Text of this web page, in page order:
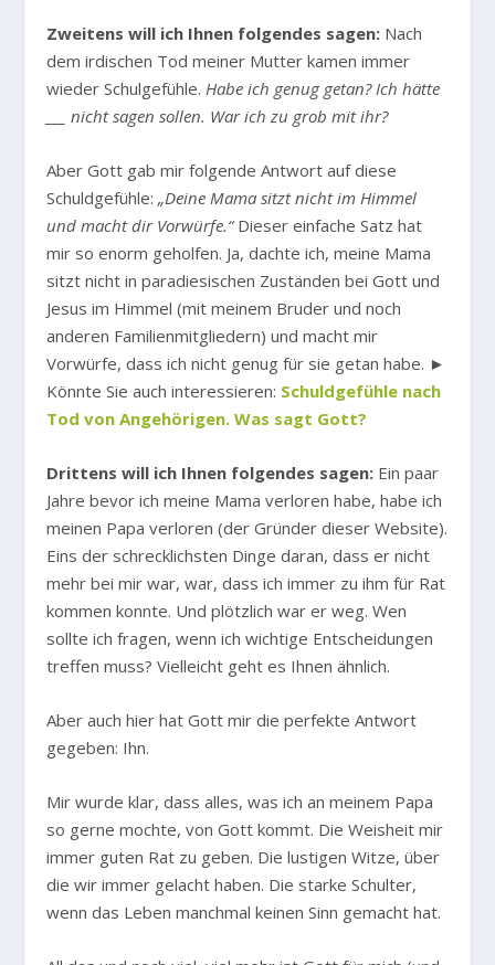
Zweitens will ich Ihnen folgendes sagen: Nach
dem irdischen Tod meiner Mutter kamen immer
wieder Schulgefühle.Habe ich genug getan? Ich hätte
___ nicht sagen sollen. War ich zu grob mit ihr?
Aber Gott gab mir folgende Antwort auf diese
Schuldgefühle:„Deine Mama sitzt nicht im Himmel
und macht dir Vorwürfe.“Dieser einfache Satz hat
mir so enorm geholfen. Ja, dachte ich, meine Mama
sitzt nicht in paradiesischen Zuständen bei Gott und
Jesus im Himmel (mit meinem Bruder und noch
anderen Familienmitgliedern) und macht mir
Vorwürfe, dass ich nicht genug für sie getan habe. ►
Könnte Sie auch interessieren: Schuldgefühle nach
Tod von Angehörigen. Was sagt Gott?
Drittens will ich Ihnen folgendes sagen: Ein paar
Jahre bevor ich meine Mama verloren habe, habe ich
meinen Papa verloren (der Gründer dieser Website).
Eins der schrecklichsten Dinge daran, dass er nicht
mehr bei mir war, war, dass ich immer zu ihm für Rat
kommen konnte. Und plötzlich war er weg. Wen
sollte ich fragen, wenn ich wichtige Entscheidungen
treffen muss? Vielleicht geht es Ihnen ähnlich.
Aber auch hier hat Gott mir die perfekte Antwort
gegeben: Ihn.
Mir wurde klar, dass alles, was ich an meinem Papa
so gerne mochte, von Gott kommt. Die Weisheit mir
immer guten Rat zu geben. Die lustigen Witze, über
die wir immer gelacht haben. Die starke Schulter,
wenn das Leben manchmal keinen Sinn gemacht hat.